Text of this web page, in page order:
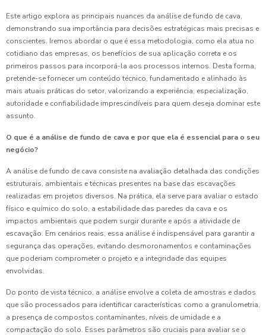
Este artigo explora as principais nuances da análise de fundo de cava,
demonstrando sua importância para decisões estratégicas mais precisas e
conscientes. Iremos abordar o que é essa metodologia, como ela atua no
cotidiano das empresas, os benefícios de sua aplicação correta e os
primeiros passos para incorporá-la aos processos internos. Desta forma,
pretende-se fornecer um conteúdo técnico, fundamentado e alinhado às
mais atuais práticas do setor, valorizando a experiência, especialização,
autoridade e confiabilidade imprescindíveis para quem deseja dominar este
assunto.
O que é a análise de fundo de cava e por que ela é essencial para o seu
negócio?
A análise de fundo de cava consiste na avaliação detalhada das condições
estruturais, ambientais e técnicas presentes na base das escavações
realizadas em projetos diversos. Na prática, ela serve para avaliar o estado
físico e químico do solo, a estabilidade das paredes da cava e os
impactos ambientais que podem surgir durante e após a atividade de
escavação. Em cenários reais, essa análise é indispensável para garantir a
segurança das operações, evitando desmoronamentos e contaminações
que poderiam comprometer o projeto e a integridade das equipes
envolvidas.
Do ponto de vista técnico, a análise envolve a coleta de amostras e dados
que são processados para identificar características como a granulometria,
a presença de compostos contaminantes, níveis de umidade e a
compactação do solo. Esses parâmetros são cruciais para avaliar se o